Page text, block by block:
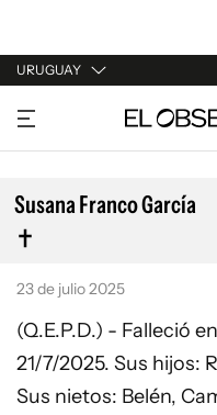
URUGUAY
URUGUAY
ARGENTINA
ESPAÑA
ESTADOS UNIDOS
Susana Franco García
23 de julio 2025
(Q.E.P.D.) - Falleció
21/7/2025. Sus hijos:
Sus nietos: Belén,